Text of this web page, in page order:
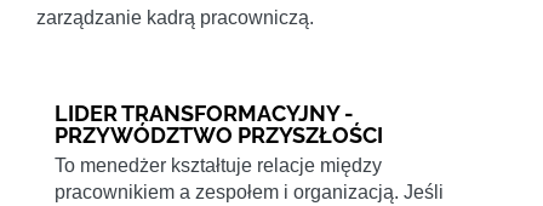
zarządzanie kadrą pracowniczą.
LIDER TRANSFORMACYJNY -
PRZYWÓDZTWO PRZYSZŁOŚCI
To menedżer kształtuje relacje między
pracownikiem a zespołem i organizacją. Jeśli